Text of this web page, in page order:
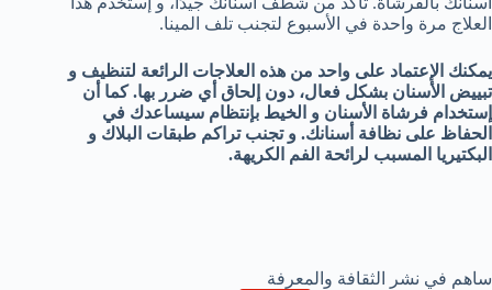
العلاج مرة واحدة في الأسبوع لتجنب تلف المينا.
يمكنك الإعتماد على واحد من هذه العلاجات الرائعة لتنظيف و
تبييض الأسنان بشكل فعال، دون إلحاق أي ضرر بها. كما أن
إستخدام فرشاة الأسنان و الخيط بإنتظام سيساعدك في
الحفاظ على نظافة أسنانك. و تجنب تراكم طبقات البلاك و
البكتيريا المسبب لرائحة الفم الكريهة.
ساهم في نشر الثقافة والمعرفة